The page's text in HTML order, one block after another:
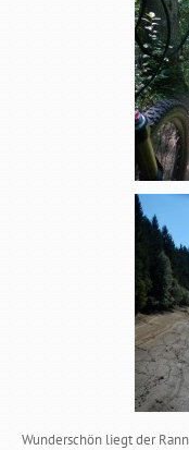
Wunderschön liegt der